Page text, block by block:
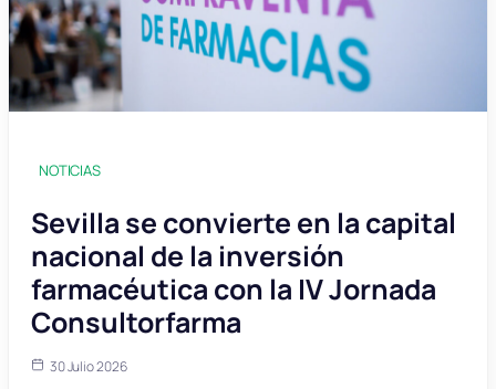
NOTICIAS
Sevilla se convierte en la capital
nacional de la inversión
farmacéutica con la IV Jornada
Consultorfarma
30 Julio 2026